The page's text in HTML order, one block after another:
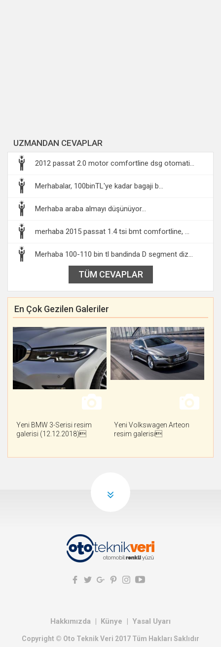
UZMANDAN CEVAPLAR
2012 passat 2.0 motor comfortline dsg otomati...
Merhabalar, 100binTL'ye kadar bagaji b...
Merhaba araba almayı düşünüyor...
merhaba 2015 passat 1.4 tsi bmt comfortline, ...
Merhaba 100-110 bin tl bandinda D segment diz...
TÜM CEVAPLAR
En Çok Gezilen Galeriler
Yeni BMW 3-Serisi resim
galerisi (12.12.2018)
Yeni Volkswagen Arteon
resim galerisi
Hakkımızda Künye Yasal Uyarı
Copyright © Oto Teknik Veri 2017 Tüm Hakları Saklıdır